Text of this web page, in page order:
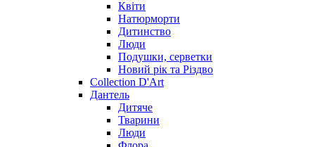
Квіти
Натюрморти
Дитинство
Люди
Подушки, серветки
Новий рік та Різдво
Collection D'Art
Дантель
Дитяче
Тварини
Люди